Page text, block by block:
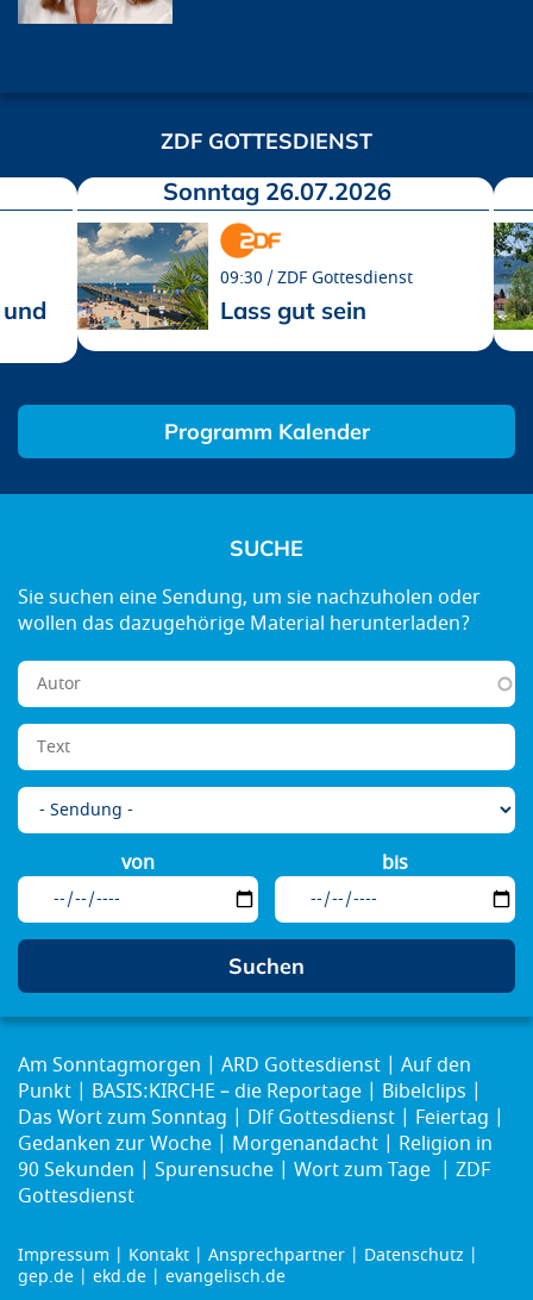
ZDF GOTTESDIENST
Sonntag 26.07.2026
09:30 ZDF Gottesdienst
Lass gut sein
Programm Kalender
SUCHE
von bis
Am Sonntagmorgen ARD Gottesdienst
Auf den
Punkt
BASIS:KIRCHE – die Reportage
Bibelclips
Das Wort zum Sonntag
Dlf Gottesdienst
Feiertag
Gedanken zur Woche
Morgenandacht
Religion in
90 Sekunden
Spurensuche Wort zum Tage
ZDF
Gottesdienst
Footer
Impressum Kontakt Ansprechpartner
Datenschutz
gep.de
ekd.de evangelisch.de